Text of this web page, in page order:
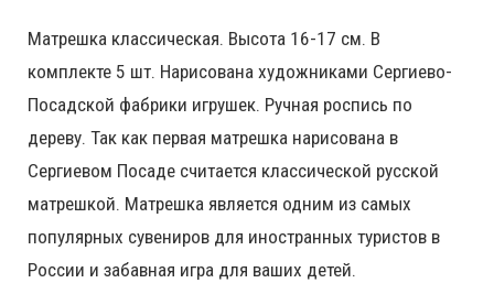
Матрешка классическая. Высота 16-17 см. В
комплекте 5 шт. Нарисована художниками Сергиево-
Посадской фабрики игрушек. Ручная роспись по
дереву. Так как первая матрешка нарисована в
Сергиевом Посаде считается классической русской
матрешкой. Матрешка является одним из самых
популярных сувениров для иностранных туристов в
России и забавная игра для ваших детей.